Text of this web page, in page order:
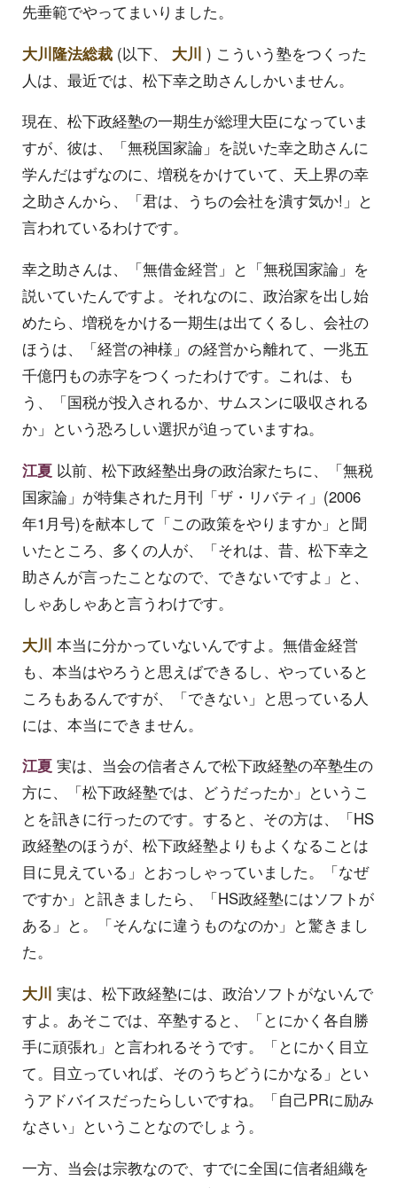
先垂範でやってまいりました。
大川隆法総裁 (以下、 大川 ) こういう塾をつくった
人は、最近では、松下幸之助さんしかいません。
現在、松下政経塾の一期生が総理大臣になっていま
すが、彼は、「無税国家論」を説いた幸之助さんに
学んだはずなのに、増税をかけていて、天上界の幸
之助さんから、「君は、うちの会社を潰す気か!」と
言われているわけです。
幸之助さんは、「無借金経営」と「無税国家論」を
説いていたんですよ。それなのに、政治家を出し始
めたら、増税をかける一期生は出てくるし、会社の
ほうは、「経営の神様」の経営から離れて、一兆五
千億円もの赤字をつくったわけです。これは、も
う、「国税が投入されるか、サムスンに吸収される
か」という恐ろしい選択が迫っていますね。
江夏 以前、松下政経塾出身の政治家たちに、「無税
国家論」が特集された月刊「ザ・リバティ」(2006
年1月号)を献本して「この政策をやりますか」と聞
いたところ、多くの人が、「それは、昔、松下幸之
助さんが言ったことなので、できないですよ」と、
しゃあしゃあと言うわけです。
大川 本当に分かっていないんですよ。無借金経営
も、本当はやろうと思えばできるし、やっていると
ころもあるんですが、「できない」と思っている人
には、本当にできません。
江夏 実は、当会の信者さんで松下政経塾の卒塾生の
方に、「松下政経塾では、どうだったか」というこ
とを訊きに行ったのです。すると、その方は、「HS
政経塾のほうが、松下政経塾よりもよくなることは
目に見えている」とおっしゃっていました。「なぜ
ですか」と訊きましたら、「HS政経塾にはソフトが
ある」と。「そんなに違うものなのか」と驚きまし
た。
大川 実は、松下政経塾には、政治ソフトがないんで
すよ。あそこでは、卒塾すると、「とにかく各自勝
手に頑張れ」と言われるそうです。「とにかく目立
て。目立っていれば、そのうちどうにかなる」とい
うアドバイスだったらしいですね。「自己PRに励み
なさい」ということなのでしょう。
一方、当会は宗教なので、すでに全国に信者組織を